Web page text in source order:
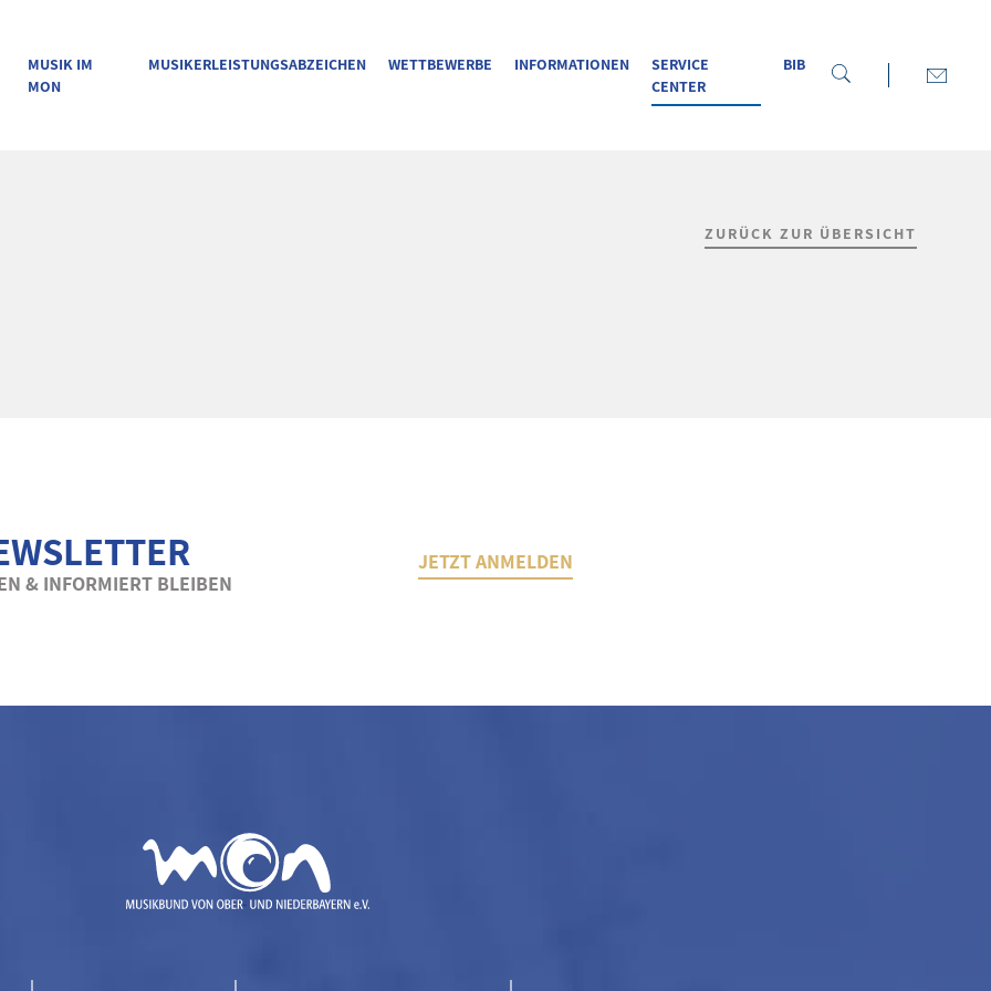
MUSIK IM
MON
MUSIKERLEISTUNGSABZEICHEN WETTBEWERBE INFORMATIONEN
SERVICE
CENTER
BIB
ZURÜCK ZUR ÜBERSICHT
& INFORMIERT BLEIBEN
JETZT ANMELDEN